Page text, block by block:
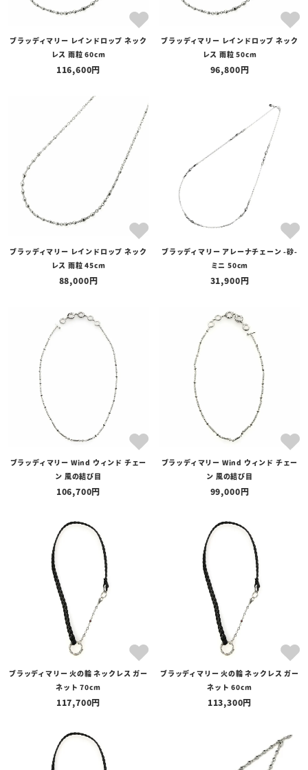
ブラッディマリー レインドロップ ネック
レス 雨粒 60cm
116,600
ブラッディマリー レインドロップ ネック
レス 雨粒 50cm
96,800
ブラッディマリー レインドロップ ネック
レス 雨粒 45cm
88,000
ブラッディマリー アレーナチェーン -砂-
ミニ 50cm
31,900
ブラッディマリー Wind ウィンド チェー
ン 風の結び目
106,700
ブラッディマリー Wind ウィンド チェー
ン 風の結び目
99,000
ブラッディマリー 火の輪 ネックレス ガー
ネット 70cm
117,700
ブラッディマリー 火の輪 ネックレス ガー
ネット 60cm
113,300